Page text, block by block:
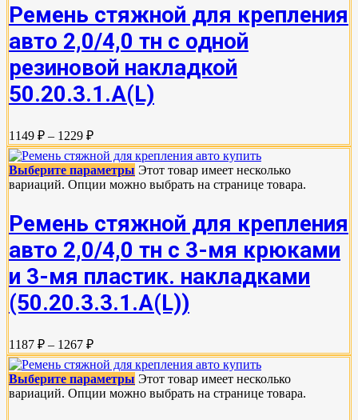
Ремень стяжной для крепления
авто 2,0/4,0 тн с одной
резиновой накладкой
50.20.3.1.А(L)
1149 ₽ – 1229 ₽
Выберите параметры Этот товар имеет несколько
вариаций. Опции можно выбрать на странице товара.
Ремень стяжной для крепления
авто 2,0/4,0 тн с 3-мя крюками
и 3-мя пластик. накладками
(50.20.3.3.1.А(L))
1187 ₽ – 1267 ₽
Выберите параметры Этот товар имеет несколько
вариаций. Опции можно выбрать на странице товара.